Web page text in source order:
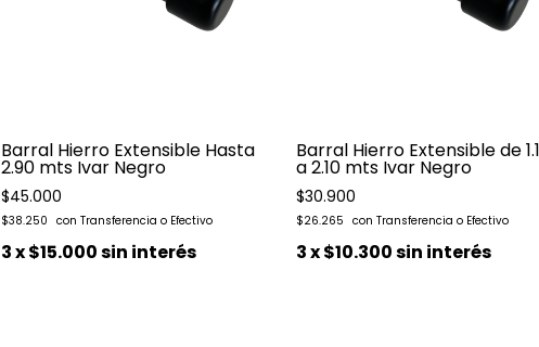
Barral Hierro Extensible Hasta
2.90 mts Ivar Negro
$45.000
$38.250
3x$15.000sin interés
Barral Hierro Extensible de
a 2.10 mts Ivar Negro
$30.900
$26.265
3x$10.300sin interés